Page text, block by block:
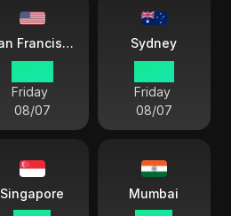
San Francisco
Friday
08/07
Sydney
Friday
08/07
Singapore Mumbai